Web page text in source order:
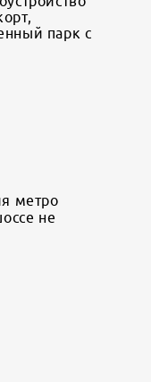
парк с
метро
не